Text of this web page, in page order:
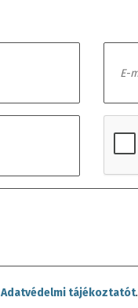
Adatvédelmi tájékoztatót.